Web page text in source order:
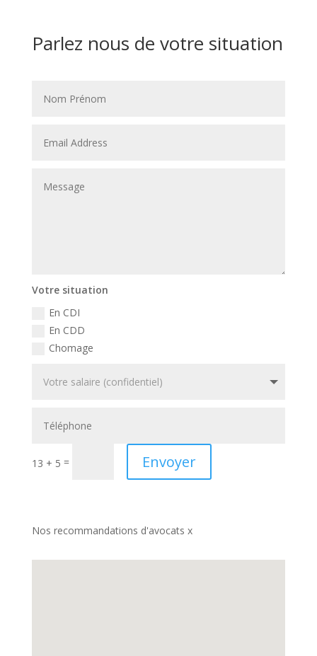
Parlez nous de votre situation
Votre situation
En CDI
En CDD
Chomage
13 + 5 = Envoyer
Nos recommandations d'avocats x